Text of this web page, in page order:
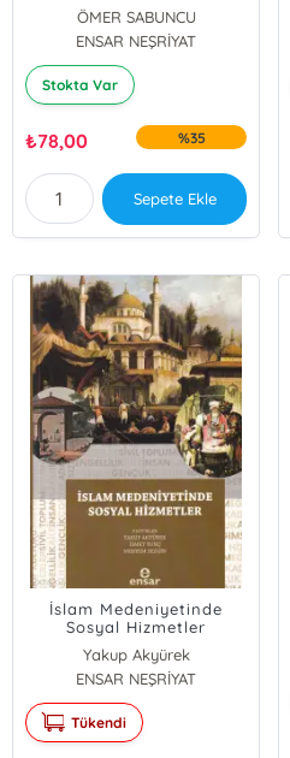
ÖMER SABUNCU
ENSAR NEŞRİYAT
Stokta Var
₺78,00 %35
Sepete Ekle
İslam Medeniyetinde
Sosyal Hizmetler
Yakup Akyürek
İsmet Tunç
Meryem Sezgin
ENSAR NEŞRİYAT
Tükendi